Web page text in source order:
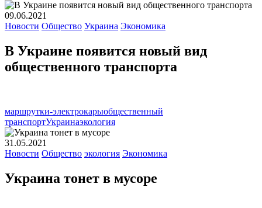
09.06.2021
Новости Общество Украина Экономика
В Украине появится новый вид
общественного транспорта
маршрутки-электрокарыобщественный
транспортУкраинаэкология
31.05.2021
Новости Общество экология Экономика
Украина тонет в мусоре